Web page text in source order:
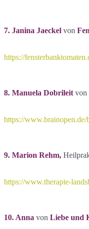
7. Janina Jaeckel von
https://
8. Manuela Dobrileit von
https://www.brainopen.de/
9. Marion Rehm,
https://www.therapie-
10. Anna von Liebe und